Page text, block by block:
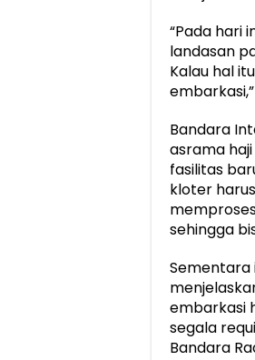
“Pada hari
landasan
Kalau hal
Bandara
asrama
fasilitas
kloter
sehingga
Sementara
embarkasi
segala
Bandara